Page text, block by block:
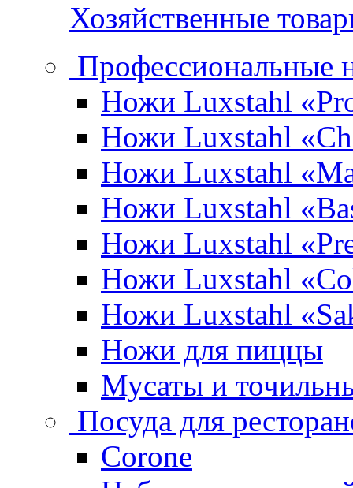
Хозяйственные
Профессиональные
Ножи Luxstahl
Ножи Luxstahl
Ножи Luxstahl
Ножи Luxstahl
Ножи Luxstahl
Ножи Luxstahl
Ножи Luxstahl
Ножи для пиццы
Мусаты и
Посуда для
Corone